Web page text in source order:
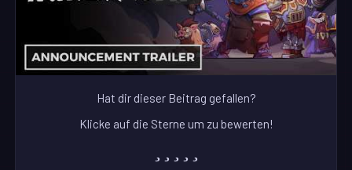
Hat dir dieser Beitrag gefallen?
Klicke auf die Sterne um zu bewerten!